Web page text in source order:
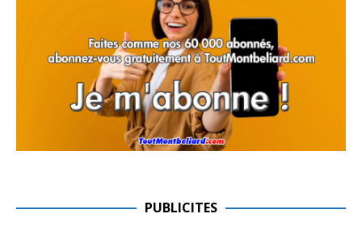
PUBLICITES